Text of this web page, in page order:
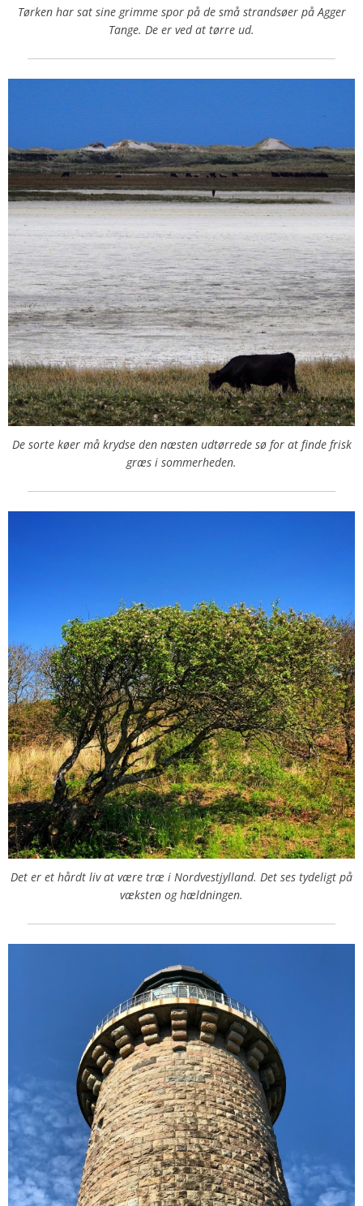
Tørken har sat sine grimme spor på de små strandsøer på Agger
Tange. De er ved at tørre ud.
De sorte køer må krydse den næsten udtørrede sø for at finde frisk
græs i sommerheden.
Det er et hårdt liv at være træ i Nordvestjylland. Det ses tydeligt på
væksten og hældningen.